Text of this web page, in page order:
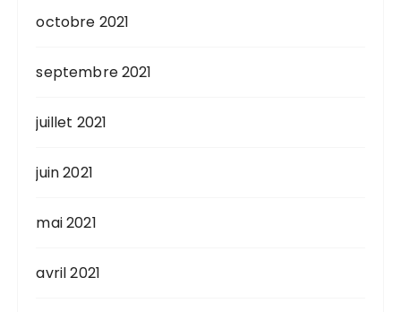
octobre 2021
septembre 2021
juillet 2021
juin 2021
mai 2021
avril 2021